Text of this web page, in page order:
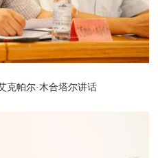
克帕尔·木合塔尔讲话